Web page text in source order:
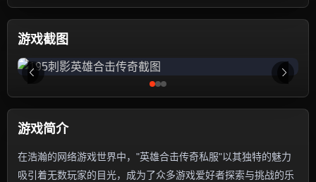
游戏截图
游戏简介
在浩瀚的网络游戏世界中，"英雄合击传奇私服"以其独特的魅力
吸引着无数玩家的目光，成为了众多游戏爱好者探索与挑战的乐